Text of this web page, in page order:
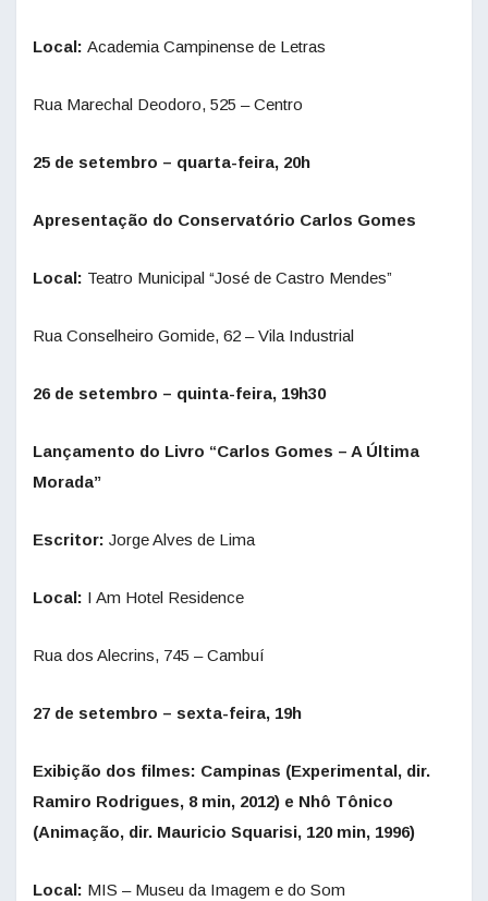
Local: Academia Campinense de Letras
Rua Marechal Deodoro, 525 – Centro
25 de setembro – quarta-feira, 20h
Apresentação do Conservatório Carlos Gomes
Local: Teatro Municipal “José de Castro Mendes”
Rua Conselheiro Gomide, 62 – Vila Industrial
26 de setembro – quinta-feira, 19h30
Lançamento do Livro “Carlos Gomes – A Última
Morada”
Escritor: Jorge Alves de Lima
Local: I Am Hotel Residence
Rua dos Alecrins, 745 – Cambuí
27 de setembro – sexta-feira, 19h
Exibição dos filmes: Campinas (Experimental, dir.
Ramiro Rodrigues, 8 min, 2012) e Nhô Tônico
(Animação, dir. Mauricio Squarisi, 120 min, 1996)
Local: MIS – Museu da Imagem e do Som